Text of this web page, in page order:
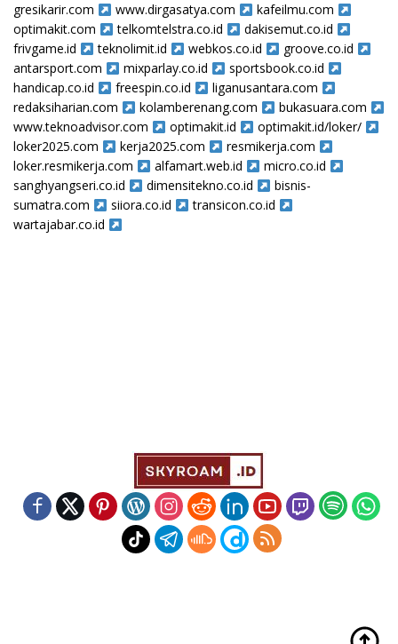
gresikarir.com
www.dirgasatya.com
kafeilmu.com
optimakit.com
telkomtelstra.co.id
dakisemut.co.id
frivgame.id
teknolimit.id webkos.co.id
groove.co.id
antarsport.com
mixparlay.co.id
sportsbook.co.id
handicap.co.id
freespin.co.id
liganusantara.com
redaksiharian.com
kolamberenang.com
bukasuara.com
www.teknoadvisor.com
optimakit.id
optimakit.id/loker/
loker2025.com
kerja2025.com
resmikerja.com
loker.resmikerja.com
alfamart.web.id
micro.co.id
sanghyangseri.co.id
dimensitekno.co.id
bisnis-
sumatra.com
siiora.co.id
transicon.co.id
wartajabar.co.id